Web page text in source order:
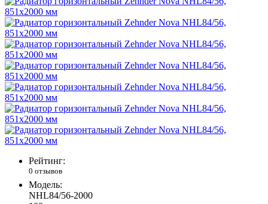
Рейтинг:
0 отзывов
Модель:
NHL84/56-2000